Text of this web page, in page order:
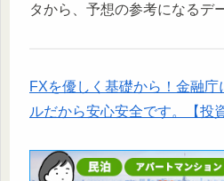
タから、予想の参考になるデ
FXを優しく基礎から！金融
ルだから安心安全です。【投